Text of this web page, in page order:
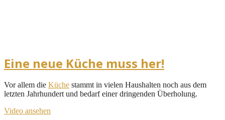
Eine neue Küche muss her!
Vor allem die Küche stammt in vielen Haushalten noch aus dem
letzten Jahrhundert und bedarf einer dringenden Überholung.
Video ansehen